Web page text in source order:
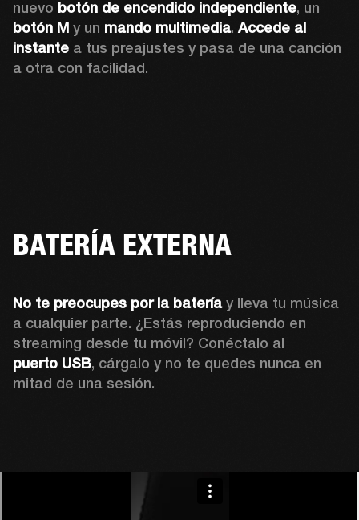
nuevo botón de encendido independiente
botón M y un mando multimedia. Accede al
instante a tus preajustes y pasa de una canción
a otra con facilidad.
BATERÍA EXTERNA
No te preocupes por la batería y lleva tu música
a cualquier parte. ¿Estás reproduciendo en
puerto USB, cárgalo y no te quedes nunca en
mitad de una sesión.